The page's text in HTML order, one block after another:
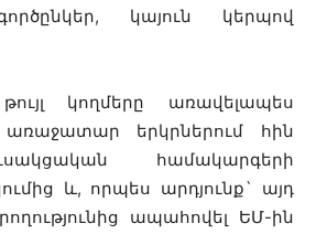
կայուն կերպով
կողմերը առավելապես
երկրներում հին
համակարգերի
և, որպես արդյունք` այդ
ապահովել ԵՄ-ին